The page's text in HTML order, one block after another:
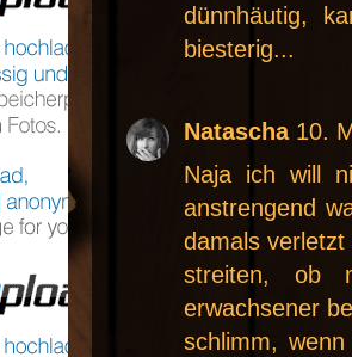
dünnhäutig,
biesterig...
Natascha 10.
Naja ich will
anstrengend
damals
streiten, ob
erwachsener
schlimm,